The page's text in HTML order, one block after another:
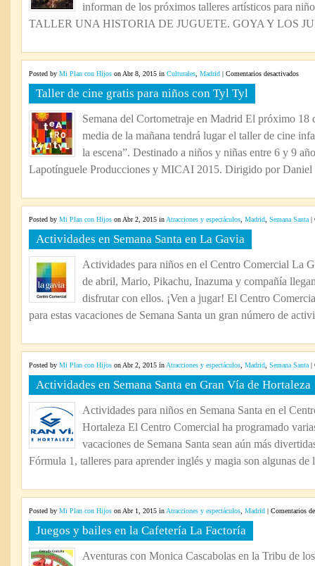
informan de los próximos talleres artísticos para
TALLER UNA HISTORIA DE JUGUETE. GOYA Y LOS
Posted by Mi Plan con Hijos on Abr 8, 2015 in Culturales Madrid | Comentarios desactivadosen
gratis
para
niños
Tyl
Taller de cine gratis para niños con Tyl Tyl
Semana del Cortometraje en Madrid El próximo 18
media de la mañana tendrá lugar el taller de cine
la escena”. Destinado a niños y niñas entre 6 y 9
Lapotínguele Producciones y MICAI 2015. Dirigido por
Posted by Mi Plan con Hijos on Abr 2, 2015 in Atracciones y espectáculos Madrid Semana Santa |
Actividades en Semana Santa en La Gavia
Actividades para niños en el Centro Comercial La
de abril, Mario, Pikachu, Inazuma y compañía
disfrutar con ellos. ¡Ven a jugar! El Centro
para estas vacaciones de Semana Santa un gran número de
Posted by Mi Plan con Hijos on Abr 2, 2015 in Atracciones y espectáculos Madrid Semana Santa |
Actividades en Semana Santa en Gran Vía de Hortaleza
Actividades para niños en Semana Santa en el
Hortaleza El Centro Comercial ha programado
vacaciones de Semana Santa sean aún más
Fórmula 1, talleres para aprender inglés y magia son algunas de
Posted by Mi Plan con Hijos on Abr 1, 2015 in Atracciones y espectáculos Madrid | Comentarios
Juegos y bailes en la Cafetería La Factoría
Aventuras con Monica Cascabolas en la Tribu de